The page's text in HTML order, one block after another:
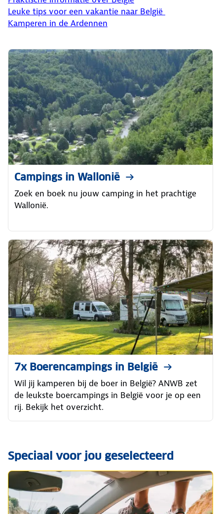
Leuke tips voor een vakantie naar België
Kamperen in de Ardennen
Campings in Wallonië
Zoek en boek nu jouw camping in het prachtige
Wallonië.
7x Boerencampings in België
Wil jij kamperen bij de boer in België? ANWB zet
de leukste boercampings in België voor je op een
rij. Bekijk het overzicht.
Speciaal voor jou geselecteerd